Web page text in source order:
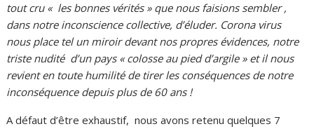
tout cru « les bonnes vérités » que nous faisions sembler ,
dans notre inconscience collective, d’éluder. Corona virus
nous place tel un miroir devant nos propres évidences, notre
triste nudité d’un pays « colosse au pied d’argile » et il nous
revient en toute humilité de tirer les conséquences de notre
inconséquence depuis plus de 60 ans !
A défaut d’être exhaustif, nous avons retenu quelques 7